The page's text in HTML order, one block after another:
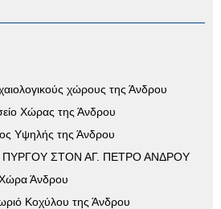
χώρους της Άνδρου
Χώρας της Άνδρου
Υψηλής της Άνδρου
ΠΥΡΓΟΥ ΣΤΟΝ ΑΓ. ΠΕΤΡΟ ΑΝΔΡΟΥ
Άνδρου
Κοχύλου της Άνδρου